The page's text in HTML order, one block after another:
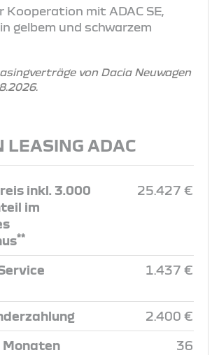
von Dacia Neuwagen
LEASING ADAC
inkl. 3.000
im
**
25.427 €
1.437 €
2.400 €
36